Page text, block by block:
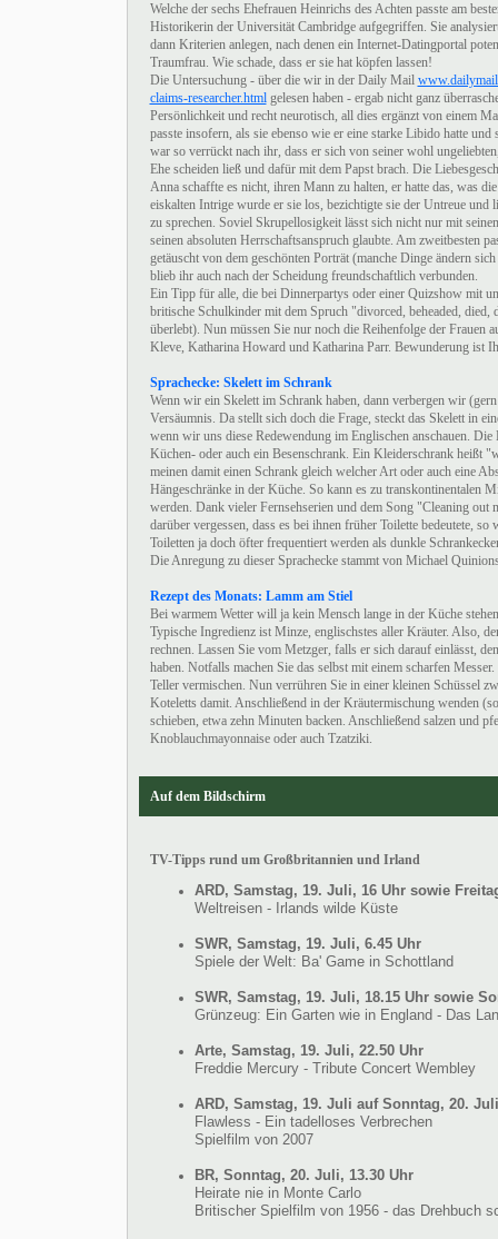
Welche der sechs Ehefrauen Heinrichs des Achten passte am
Historikerin der Universität Cambridge aufgegriffen. Sie
dann Kriterien anlegen, nach denen ein Internet-Datingportal
Traumfrau. Wie schade, dass er sie hat köpfen lassen!
Die Untersuchung - über die wir in der Daily Mail
claims-researcher.htmlgelesen haben - ergab nicht ganz
Persönlichkeit und recht neurotisch, all dies ergänzt von einem
passte insofern, als sie ebenso wie er eine starke Libido hatte
war so verrückt nach ihr, dass er sich von seiner wohl
Ehe scheiden ließ und dafür mit dem Papst brach. Die
Anna schaffte es nicht, ihren Mann zu halten, er hatte das, was
eiskalten Intrige wurde er sie los, bezichtigte sie der Untreue
zu sprechen. Soviel Skrupellosigkeit lässt sich nicht nur mit
seinen absoluten Herrschaftsanspruch glaubte. Am zweitbesten
getäuscht von dem geschönten Porträt (manche Dinge ändern
blieb ihr auch nach der Scheidung freundschaftlich verbunden.
Ein Tipp für alle, die bei Dinnerpartys oder einer Quizshow mit
britische Schulkinder mit dem Spruch "divorced, beheaded,
überlebt). Nun müssen Sie nur noch die Reihenfolge der Frauen
Kleve, Katharina Howard und Katharina Parr. Bewunderung ist
Sprachecke: Skelett im Schrank
Wenn wir ein Skelett im Schrank haben, dann verbergen wir
Versäumnis. Da stellt sich doch die Frage, steckt das Skelett in
wenn wir uns diese Redewendung im Englischen anschauen.
Küchen- oder auch ein Besenschrank. Ein Kleiderschrank heißt
meinen damit einen Schrank gleich welcher Art oder auch eine
Hängeschränke in der Küche. So kann es zu transkontinentalen
werden. Dank vieler Fernsehserien und dem Song "Cleaning
darüber vergessen, dass es bei ihnen früher Toilette bedeutete,
Toiletten ja doch öfter frequentiert werden als dunkle
Die Anregung zu dieser Sprachecke stammt von Michael
Rezept des Monats: Lamm am Stiel
Bei warmem Wetter will ja kein Mensch lange in der Küche
Typische Ingredienz ist Minze, englischstes aller Kräuter. Also,
rechnen. Lassen Sie vom Metzger, falls er sich darauf einlässt,
haben. Notfalls machen Sie das selbst mit einem scharfen
Teller vermischen. Nun verrühren Sie in einer kleinen Schüssel
Koteletts damit. Anschließend in der Kräutermischung wenden
schieben, etwa zehn Minuten backen. Anschließend salzen und
Knoblauchmayonnaise oder auch Tzatziki.
Auf dem Bildschirm
TV-Tipps rund um Großbritannien und Irland
ARD, Samstag, 19. Juli, 16 Uhr sowie
Weltreisen - Irlands wilde Küste
SWR, Samstag, 19. Juli, 6.45 Uhr
Spiele der Welt: Ba' Game in Schottland
SWR, Samstag, 19. Juli, 18.15 Uhr sowie
Grünzeug: Ein Garten wie in England - Das
Arte, Samstag, 19. Juli, 22.50 Uhr
Freddie Mercury - Tribute Concert Wembley
ARD, Samstag, 19. Juli auf Sonntag, 20.
Flawless - Ein tadelloses Verbrechen
Spielfilm von 2007
BR, Sonntag, 20. Juli, 13.30 Uhr
Heirate nie in Monte Carlo
Britischer Spielfilm von 1956 - das Drehbuch